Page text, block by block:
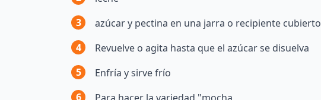
3
azúcar y pectina en una jarra o recipiente cubierto
4
Revuelve o agita hasta que el azúcar se disuelva
5
Enfría y sirve frío
6